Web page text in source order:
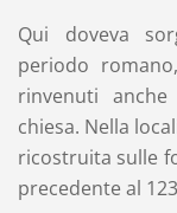
Qui doveva
periodo
rinvenuti
chiesa. Nella
ricostruita sulle
precedente al